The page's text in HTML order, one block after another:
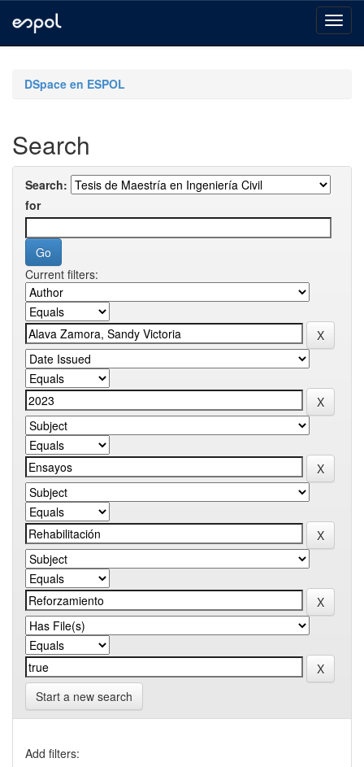
navigationDSpace en ESPOL
Search
Search:
for
Current filters:
Start a new search
Add filters: